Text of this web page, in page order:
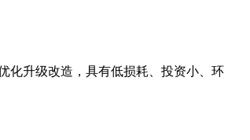
化升级改造，具有低损耗、投资小、环